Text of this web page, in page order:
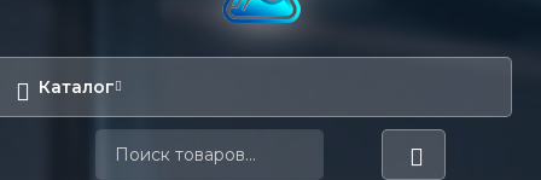
Каталог